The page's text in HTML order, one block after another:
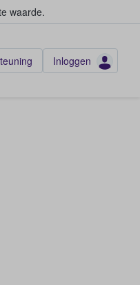
waarde.
Inloggen